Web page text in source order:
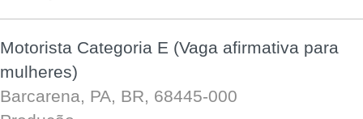
Motorista Categoria E (Vaga afirmativa para
mulheres)
Barcarena, PA, BR, 68445-000